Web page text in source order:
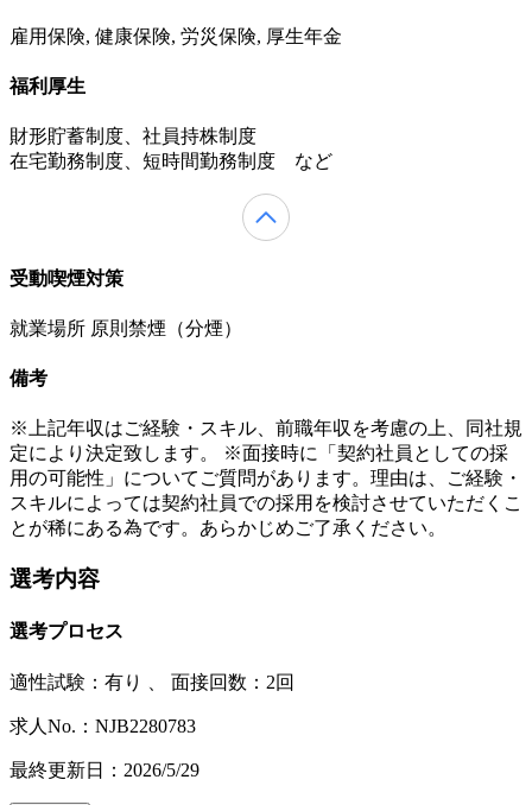
雇用保険, 健康保険, 労災保険, 厚生年金
福利厚生
財形貯蓄制度、社員持株制度
在宅勤務制度、短時間勤務制度 など
受動喫煙対策
就業場所 原則禁煙（分煙）
備考
※上記年収はご経験・スキル、前職年収を考慮の上、同社規
定により決定致します。 ※面接時に「契約社員としての採
用の可能性」についてご質問があります。理由は、ご経験・
スキルによっては契約社員での採用を検討させていただくこ
とが稀にある為です。あらかじめご了承ください。
選考内容
選考プロセス
適性試験： 有り 面接回数：2回
求人No.：NJB2280783
最終更新日：2026/5/29